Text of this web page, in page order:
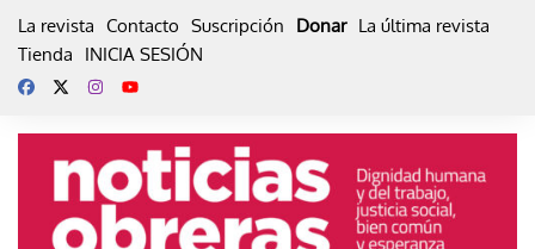
La revista Contacto Suscripción Donar La última revista
Tienda
INICIA SESIÓN